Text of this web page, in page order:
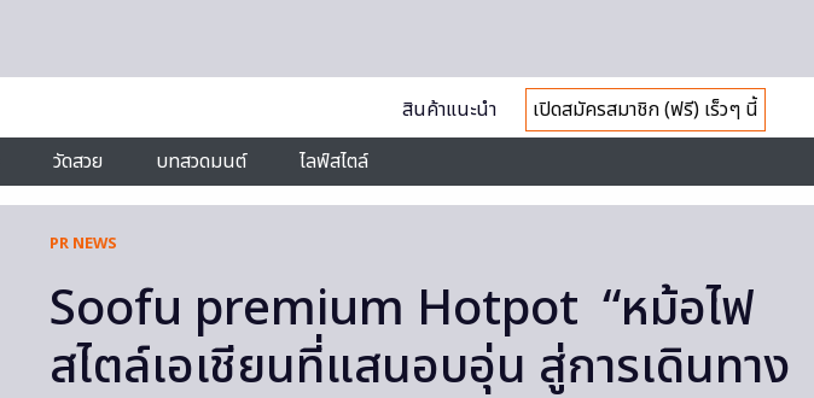
สินค้าแนะนำ
เปิดสมัครสมาชิก (ฟรี) เร็วๆ นี้
วัดสวย บทสวดมนต์ ไลฟ์สไตล์
PR NEWS
Soofu premium Hotpot “หม้อไฟ
สไตล์เอเชียนที่แสนอบอุ่น สู่การเดินทาง